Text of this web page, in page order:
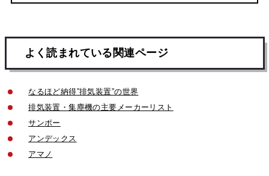
よく読まれている関連ページ
なるほど納得”排気装置”の世界
排気装置・集塵機の主要メーカーリスト
サンポー
アンデックス
アマノ